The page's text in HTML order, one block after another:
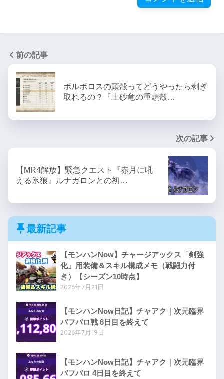
前の記事
ボルボロスの頭殻ってどうやったら剥ぎ
取れるの？『土砂竜の重頭殻…
次の記事
【MR4解放】緊急クエスト『赤月に吼
える氷狼』ルナガロンとの初…
最新記事
【モンハンNow】チャージアックス「剣強
化」用装備＆スキル構成メモ（戦闘力付
き）【シーズン10時点】
2026年7月21日
【モンハンNow日記】チャアク｜次元臨界
バフバロ戦 6日目を終えて
2026年7月19日
【モンハンNow日記】チャアク｜次元臨界
バフバロ 4日目を終えて